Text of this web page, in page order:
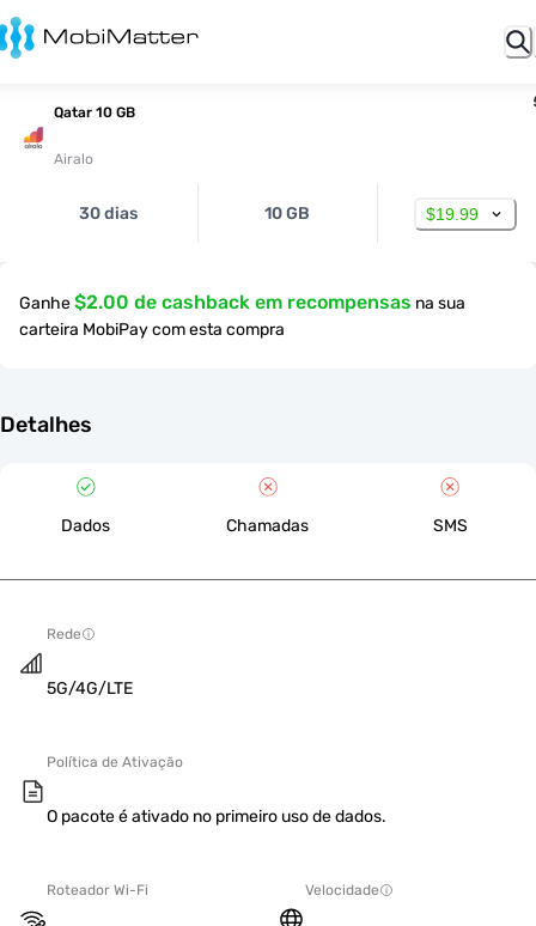
Qatar 10 GB
Airalo
30 dias 10 GB $19.99
Ganhe$2.00 de cashback em recompensas na sua
carteira MobiPay com esta compra
Detalhes
Dados Chamadas SMS
Rede
5G/4G/LTE
Política de Ativação
O pacote é ativado no primeiro uso de dados.
Roteador Wi-Fi Velocidade